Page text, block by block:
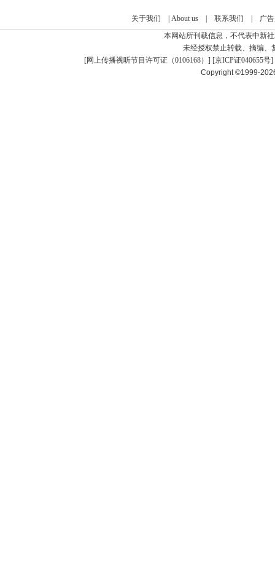
关于我们 About us| 联系我们
广
本网站所刊载信息，不代表中新
未经授权禁止转载、摘编、
[网上传播视听节目许可证（0106168） ] [京ICP证040655号]
Copyright ©1999-